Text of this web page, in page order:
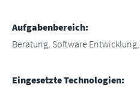
Aufgabenbereich:
Beratung, Software
Eingesetzte Technologien: